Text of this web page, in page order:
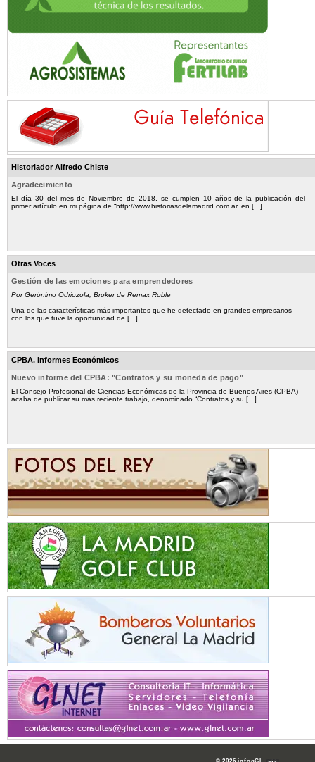
Historiador Alfredo Chiste
Agradecimiento
El día 30 del mes de Noviembre de 2018, se cumplen 10 años de la publicación del
primer artículo en mi página de “http://www.historiasdelamadrid.com.ar, en [...]
Otras Voces
Gestión de las emociones para emprendedores
Por Gerónimo Odriozola, Broker de Remax Roble
Una de las características más importantes que he detectado en grandes empresarios
con los que tuve la oportunidad de [...]
CPBA. Informes Económicos
Nuevo informe del CPBA: "Contratos y su moneda de pago"
El Consejo Profesional de Ciencias Económicas de la Provincia de Buenos Aires (CPBA)
acaba de publicar su más reciente trabajo, denominado “Contratos y su [...]